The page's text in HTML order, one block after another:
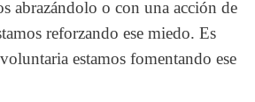
abrazándolo o con una acción de
reforzando ese miedo. Es
estamos fomentando ese